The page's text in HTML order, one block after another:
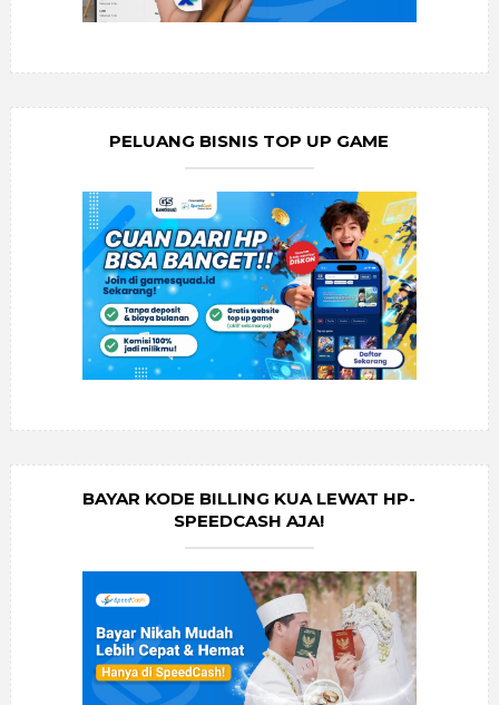
PELUANG BISNIS TOP UP GAME
BAYAR KODE BILLING KUA LEWAT HP-
SPEEDCASH AJA!